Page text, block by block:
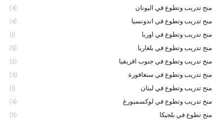
منح تدريب وتطوع في اليونان (4)
منح تدريب وتطوع في اندونسيا (4)
منح تدريب وتطوع في اوربا (1)
منح تدريب وتطوع في بلغاريا (5)
منح تدريب وتطوع في جنوب افريقيا (2)
منح تدريب وتطوع في سنغافورة (3)
منح تدريب وتطوع في لبنان (1)
منح تدريب وتطوع في لوكسمبورغ (4)
منح تطوع في بلجيكا (11)